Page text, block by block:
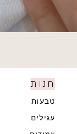
חנות
טבעות
עגילים